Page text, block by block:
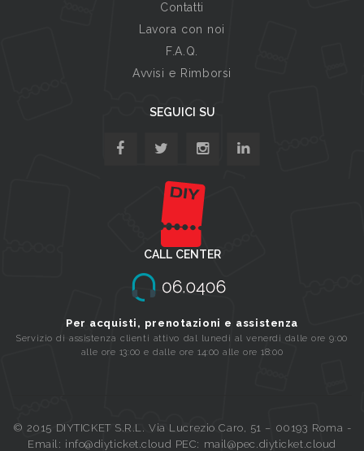
Contatti
Lavora con noi
F.A.Q.
Avvisi e Rimborsi
SEGUICI SU
CALL CENTER
Per acquisti, prenotazioni e assistenza
Servizio di assistenza clienti attivo dal lunedi al venerdi dalle ore 9:00
alle ore 13:00 e dalle ore 14:00 alle ore 18:00
© 2015 DIYTICKET S.R.L. Via Lucrezio Caro, 51 – 00193 Roma -
Email: info@diyticket.cloud PEC: mail@pec.diyticket.cloud